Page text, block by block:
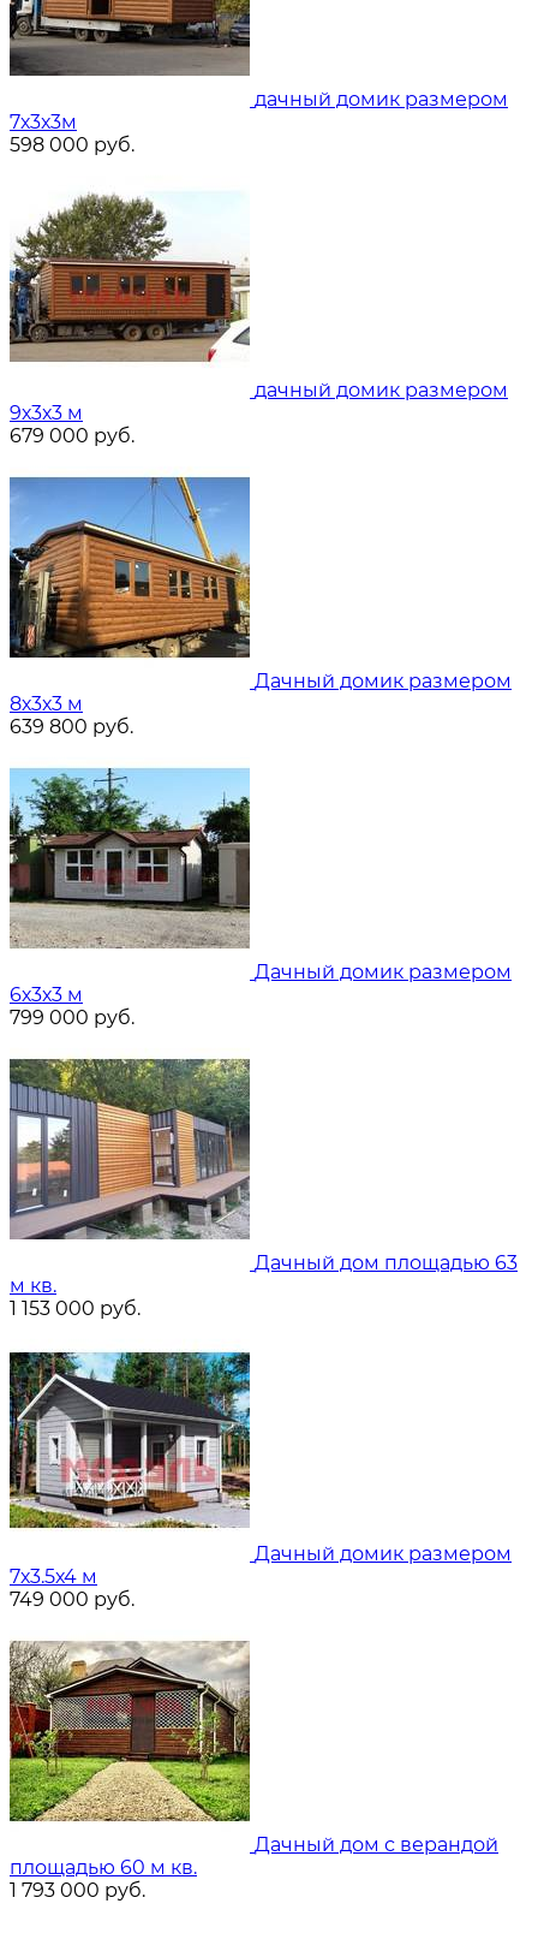
дачный домик размером
7х3х3м
598 000 руб.
дачный домик размером
9х3х3 м
679 000 руб.
Дачный домик размером
8х3х3 м
639 800 руб.
Дачный домик размером
6х3х3 м
799 000 руб.
Дачный дом площадью 63
м кв.
1 153 000 руб.
Дачный домик размером
7х3.5х4 м
749 000 руб.
Дачный дом с верандой
площадью 60 м кв.
1 793 000 руб.